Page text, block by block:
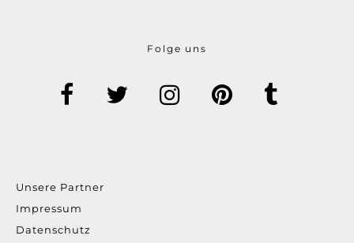
Folge uns
Unsere Partner
Impressum
Datenschutz